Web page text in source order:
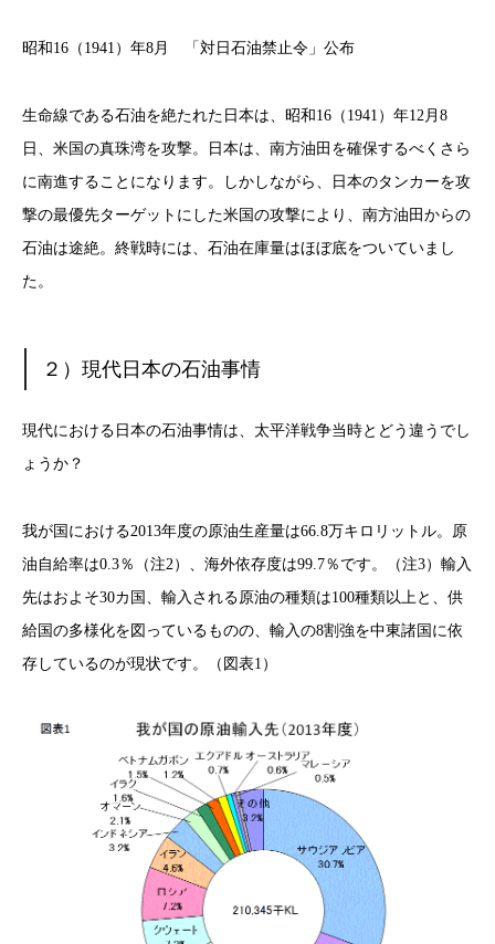
昭和16（1941）年8月 「対日石油禁止令」公布
生命線である石油を絶たれた日本は、昭和16（1941）年12月8
日、米国の真珠湾を攻撃。日本は、南方油田を確保するべくさら
に南進することになります。しかしながら、日本のタンカーを攻
撃の最優先ターゲットにした米国の攻撃により、南方油田からの
石油は途絶。終戦時には、石油在庫量はほぼ底をついていまし
た。
２）現代日本の石油事情
現代における日本の石油事情は、太平洋戦争当時とどう違うでし
ょうか？
我が国における2013年度の原油生産量は66.8万キロリットル。原
油自給率は0.3％（注2）、海外依存度は99.7％です。（注3）輸入
先はおよそ30カ国、輸入される原油の種類は100種類以上と、供
給国の多様化を図っているものの、輸入の8割強を中東諸国に依
存しているのが現状です。（図表1）